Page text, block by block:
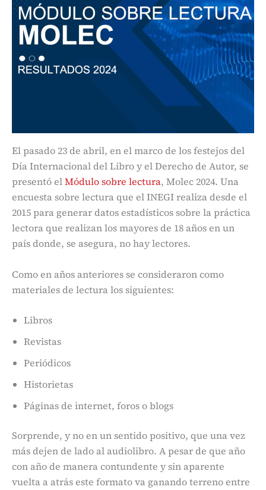
El pasado 23 de abril, en el marco de los festejos del
Día Internacional del Libro y el Derecho de Autor, se
presentó elMódulo sobre lectura, Molec 2024. Una
encuesta sobre lectura que el INEGI realiza desde el
2015 para generar datos estadísticos sobre la práctica
lectora que realizan los mayores de 18 años en un
país donde, se asegura, no hay lectores.
Como en años anteriores se consideraron como
materiales de lectura los siguientes:
Libros
Revistas
Periódicos
Historietas
Páginas de internet, foros o blogs
Sorprende, y no en un sentido positivo, que una vez
más dejen de lado al audiolibro. A pesar de que año
con año de manera contundente y sin aparente
vuelta a atrás este formato va ganando terreno entre